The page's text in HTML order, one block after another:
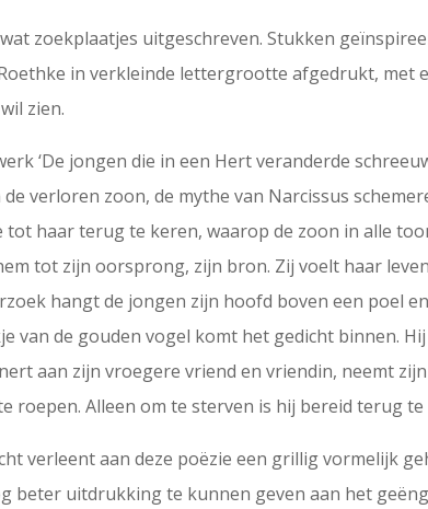
zoekplaatjes uitgeschreven. Stukken
in verkleinde lettergrootte afgedrukt, met
zien.
‘De jongen die in een Hert veranderde
verloren zoon, de mythe van Narcissus
haar terug te keren, waarop de zoon in alle
tot zijn oorsprong, zijn bron. Zij voelt haar
hangt de jongen zijn hoofd boven een poel
van de gouden vogel komt het gedicht binnen.
aan zijn vroegere vriend en vriendin, neemt
roepen. Alleen om te sterven is hij bereid terug te
verleent aan deze poëzie een grillig vormelijk
beter uitdrukking te kunnen geven aan het